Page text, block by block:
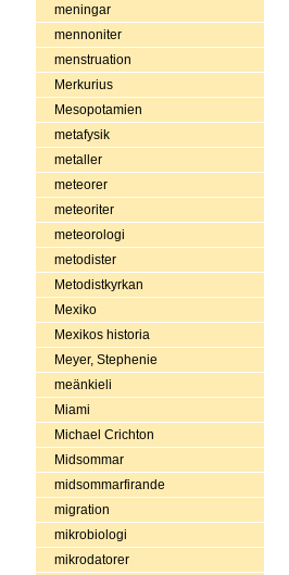
meningar
mennoniter
menstruation
Merkurius
Mesopotamien
metafysik
metaller
meteorer
meteoriter
meteorologi
metodister
Metodistkyrkan
Mexiko
Mexikos historia
Meyer, Stephenie
meänkieli
Miami
Michael Crichton
Midsommar
midsommarfirande
migration
mikrobiologi
mikrodatorer